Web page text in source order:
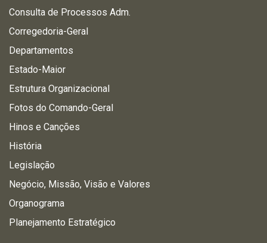
Consulta de Processos Adm.
Corregedoria-Geral
Departamentos
Estado-Maior
Estrutura Organizacional
Fotos do Comando-Geral
Hinos e Canções
História
Legislação
Negócio, Missão, Visão e Valores
Organograma
Planejamento Estratégico